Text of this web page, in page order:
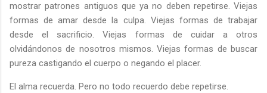
mostrar patrones antiguos que ya no deben repetirse. Viejas
formas de amar desde la culpa. Viejas formas de trabajar
desde el sacrificio. Viejas formas de cuidar a otros
olvidándonos de nosotros mismos. Viejas formas de buscar
pureza castigando el cuerpo o negando el placer.
El alma recuerda. Pero no todo recuerdo debe repetirse.